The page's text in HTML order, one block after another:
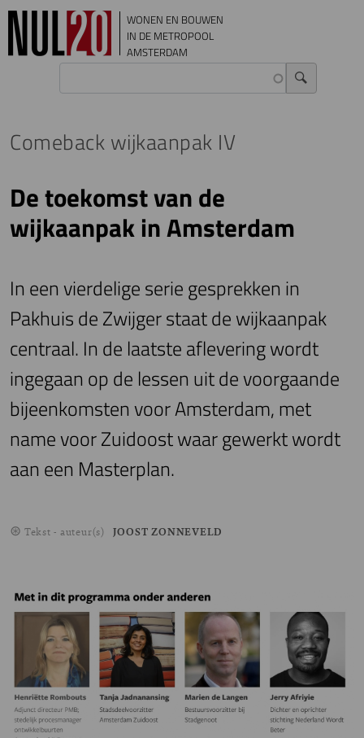
Overslaan en naar de inhoud gaan
WONEN EN BOUWEN
IN DE METROPOOL
AMSTERDAM
Comeback wijkaanpak IV
De toekomst van de
wijkaanpak in Amsterdam
In een vierdelige serie gesprekken in
Pakhuis de Zwijger staat de wijkaanpak
centraal. In de laatste aflevering wordt
ingegaan op de lessen uit de voorgaande
bijeenkomsten voor Amsterdam, met
name voor Zuidoost waar gewerkt wordt
aan een Masterplan.
Tekst - auteur(s) JOOST ZONNEVELD